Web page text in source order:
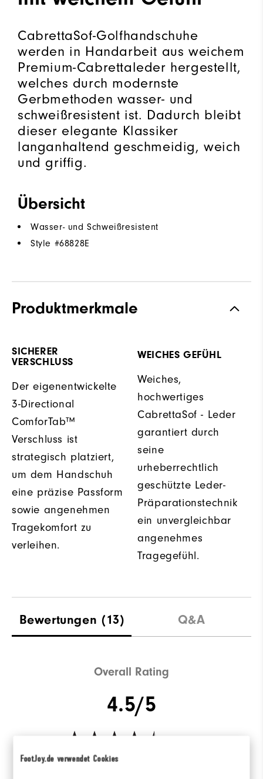
FootJoy.de verwendet Cookies
CabrettaSof-Golfhandschuhe
werden in Handarbeit aus weichem
Premium-Cabrettaleder hergestellt,
welches durch modernste
Gerbmethoden wasser- und
schweißresistent ist. Dadurch bleibt
dieser elegante Klassiker
langanhaltend geschmeidig, weich
und griffig.
Übersicht
Wasser- und Schweißresistent
Style #68828E
Produktmerkmale
SICHERER
VERSCHLUSS
Der eigenentwickelte
3-Directional
ComforTab™
Verschluss ist
strategisch platziert,
um dem Handschuh
eine präzise Passform
sowie angenehmen
Tragekomfort zu
verleihen.
WEICHES GEFÜHL
Weiches,
hochwertiges
CabrettaSof - Leder
garantiert durch
seine
urheberrechtlich
geschützte Leder-
Präparationstechnik
ein unvergleichbar
angenehmes
Tragegefühl.
Bewertungen (13) Q&A
Overall Rating
4.5/5
Based on 13 Review(s)